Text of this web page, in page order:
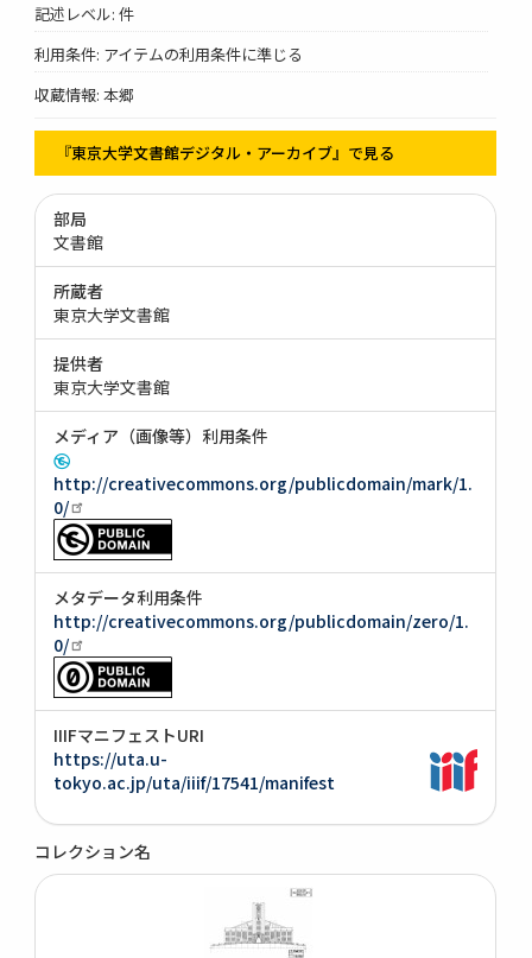
記述レベル: 件
利用条件: アイテムの利用条件に準じる
収蔵情報: 本郷
『東京大学文書館デジタル・アーカイブ』で見る
部局
文書館
所蔵者
東京大学文書館
提供者
東京大学文書館
メディア（画像等）利用条件
http://creativecommons.org/publicdomain/mark/1.
0/
メタデータ利用条件
http://creativecommons.org/publicdomain/zero/1.
0/
IIIFマニフェストURI
https://uta.u-
tokyo.ac.jp/uta/iiif/17541/manifest
コレクション名